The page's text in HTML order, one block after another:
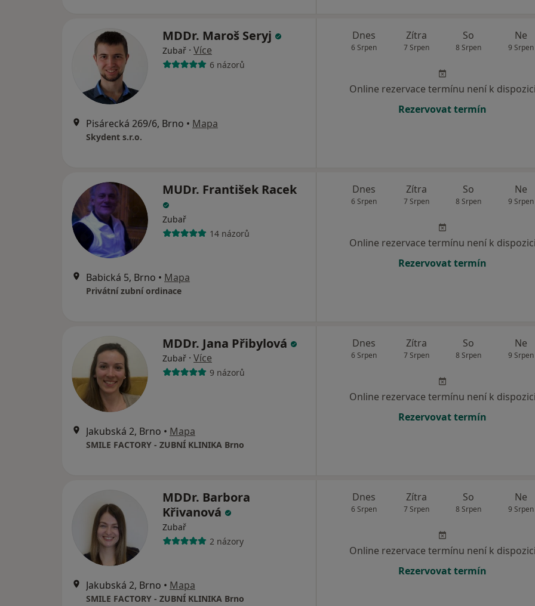
MDDr. Maroš Seryj
Zubař · Více
6 názorů
Pisárecká 269/6, Brno • Mapa
Skydent s.r.o.
Dnes
6 Srpen
Zítra
7 Srpen
So
8 Srpen
Ne
9 Srpen
Online rezervace termínu není k dispozici
Rezervovat termín
MUDr. František Racek
Zubař
14 názorů
Babická 5, Brno • Mapa
Privátní zubní ordinace
Dnes
6 Srpen
Zítra
7 Srpen
So
8 Srpen
Ne
9 Srpen
Online rezervace termínu není k dispozici
Rezervovat termín
MDDr. Jana Přibylová
Zubař · Více
9 názorů
Jakubská 2, Brno • Mapa
SMILE FACTORY - ZUBNÍ KLINIKA Brno
Dnes
6 Srpen
Zítra
7 Srpen
So
8 Srpen
Ne
9 Srpen
Online rezervace termínu není k dispozici
Rezervovat termín
MDDr. Barbora
Křivanová
Zubař
2 názory
Jakubská 2, Brno • Mapa
SMILE FACTORY - ZUBNÍ KLINIKA Brno
Dnes
6 Srpen
Zítra
7 Srpen
So
8 Srpen
Ne
9 Srpen
Online rezervace termínu není k dispozici
Rezervovat termín